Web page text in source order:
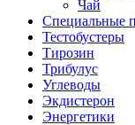
Чай
Специальные
Тестобустеры
Тирозин
Трибулус
Углеводы
Экдистерон
Энергетики